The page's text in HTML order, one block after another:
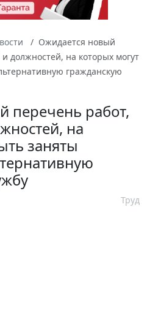
Ожидается новый
должностей, на которых могут
гражданскую
перечень работ,
на
заняты
Труд